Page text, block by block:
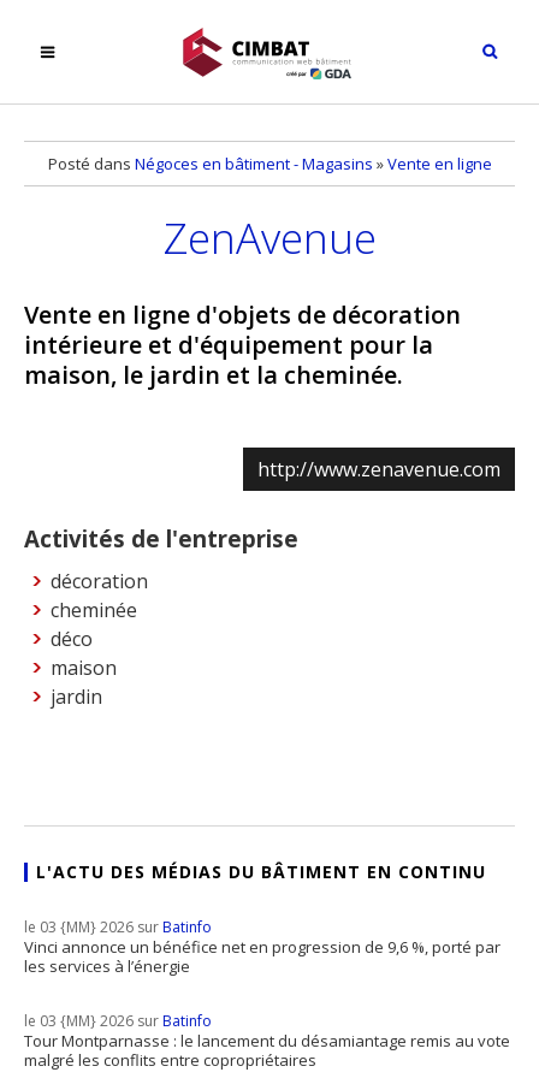
Posté dans Négoces en bâtiment - Magasins »Vente en ligne
ZenAvenue
Vente en ligne d'objets de décoration
intérieure et d'équipement pour la
maison, le jardin et la cheminée.
http://www.zenavenue.com
Activités de l'entreprise
décoration
cheminée
déco
maison
jardin
L'ACTU DES MÉDIAS DU BÂTIMENT EN CONTINU
le 03 {MM} 2026 surBatinfo
Vinci annonce un bénéfice net en progression de 9,6 %, porté par
les services à l’énergie
le 03 {MM} 2026 surBatinfo
Tour Montparnasse : le lancement du désamiantage remis au vote
malgré les conflits entre copropriétaires